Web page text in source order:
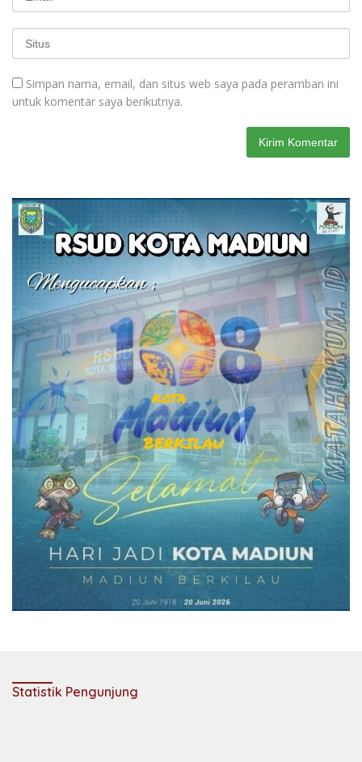
Simpan nama, email, dan situs web saya pada peramban ini
untuk komentar saya berikutnya.
Statistik Pengunjung